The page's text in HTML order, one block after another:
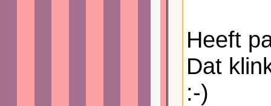
Heeft
Dat
:-)